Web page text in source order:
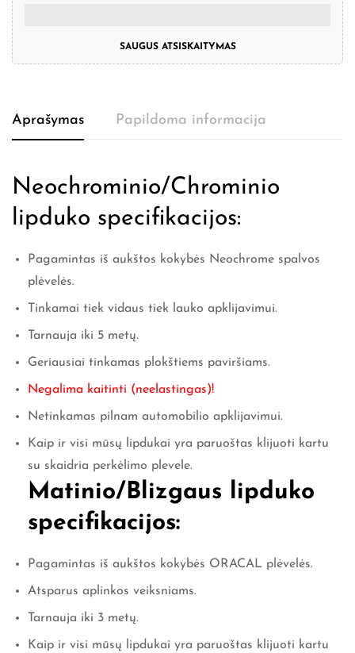
SAUGUS ATSISKAITYMAS
Aprašymas Papildoma informacija
Neochrominio/Chrominio
lipduko specifikacijos:
Pagamintas iš aukštos kokybės Neochrome spalvos
plėvelės.
Tinkamai tiek vidaus tiek lauko apklijavimui.
Tarnauja iki 5 metų.
Geriausiai tinkamas plokštiems paviršiams.
Negalima kaitinti (neelastingas)!
Netinkamas pilnam automobilio apklijavimui.
Kaip ir visi mūsų lipdukai yra paruoštas klijuoti kartu
su skaidria perkėlimo plevele.
Matinio/Blizgaus lipduko
specifikacijos:
Pagamintas iš aukštos kokybės ORACAL plėvelės.
Atsparus aplinkos veiksniams.
Tarnauja iki 3 metų.
Kaip ir visi mūsų lipdukai yra paruoštas klijuoti kartu